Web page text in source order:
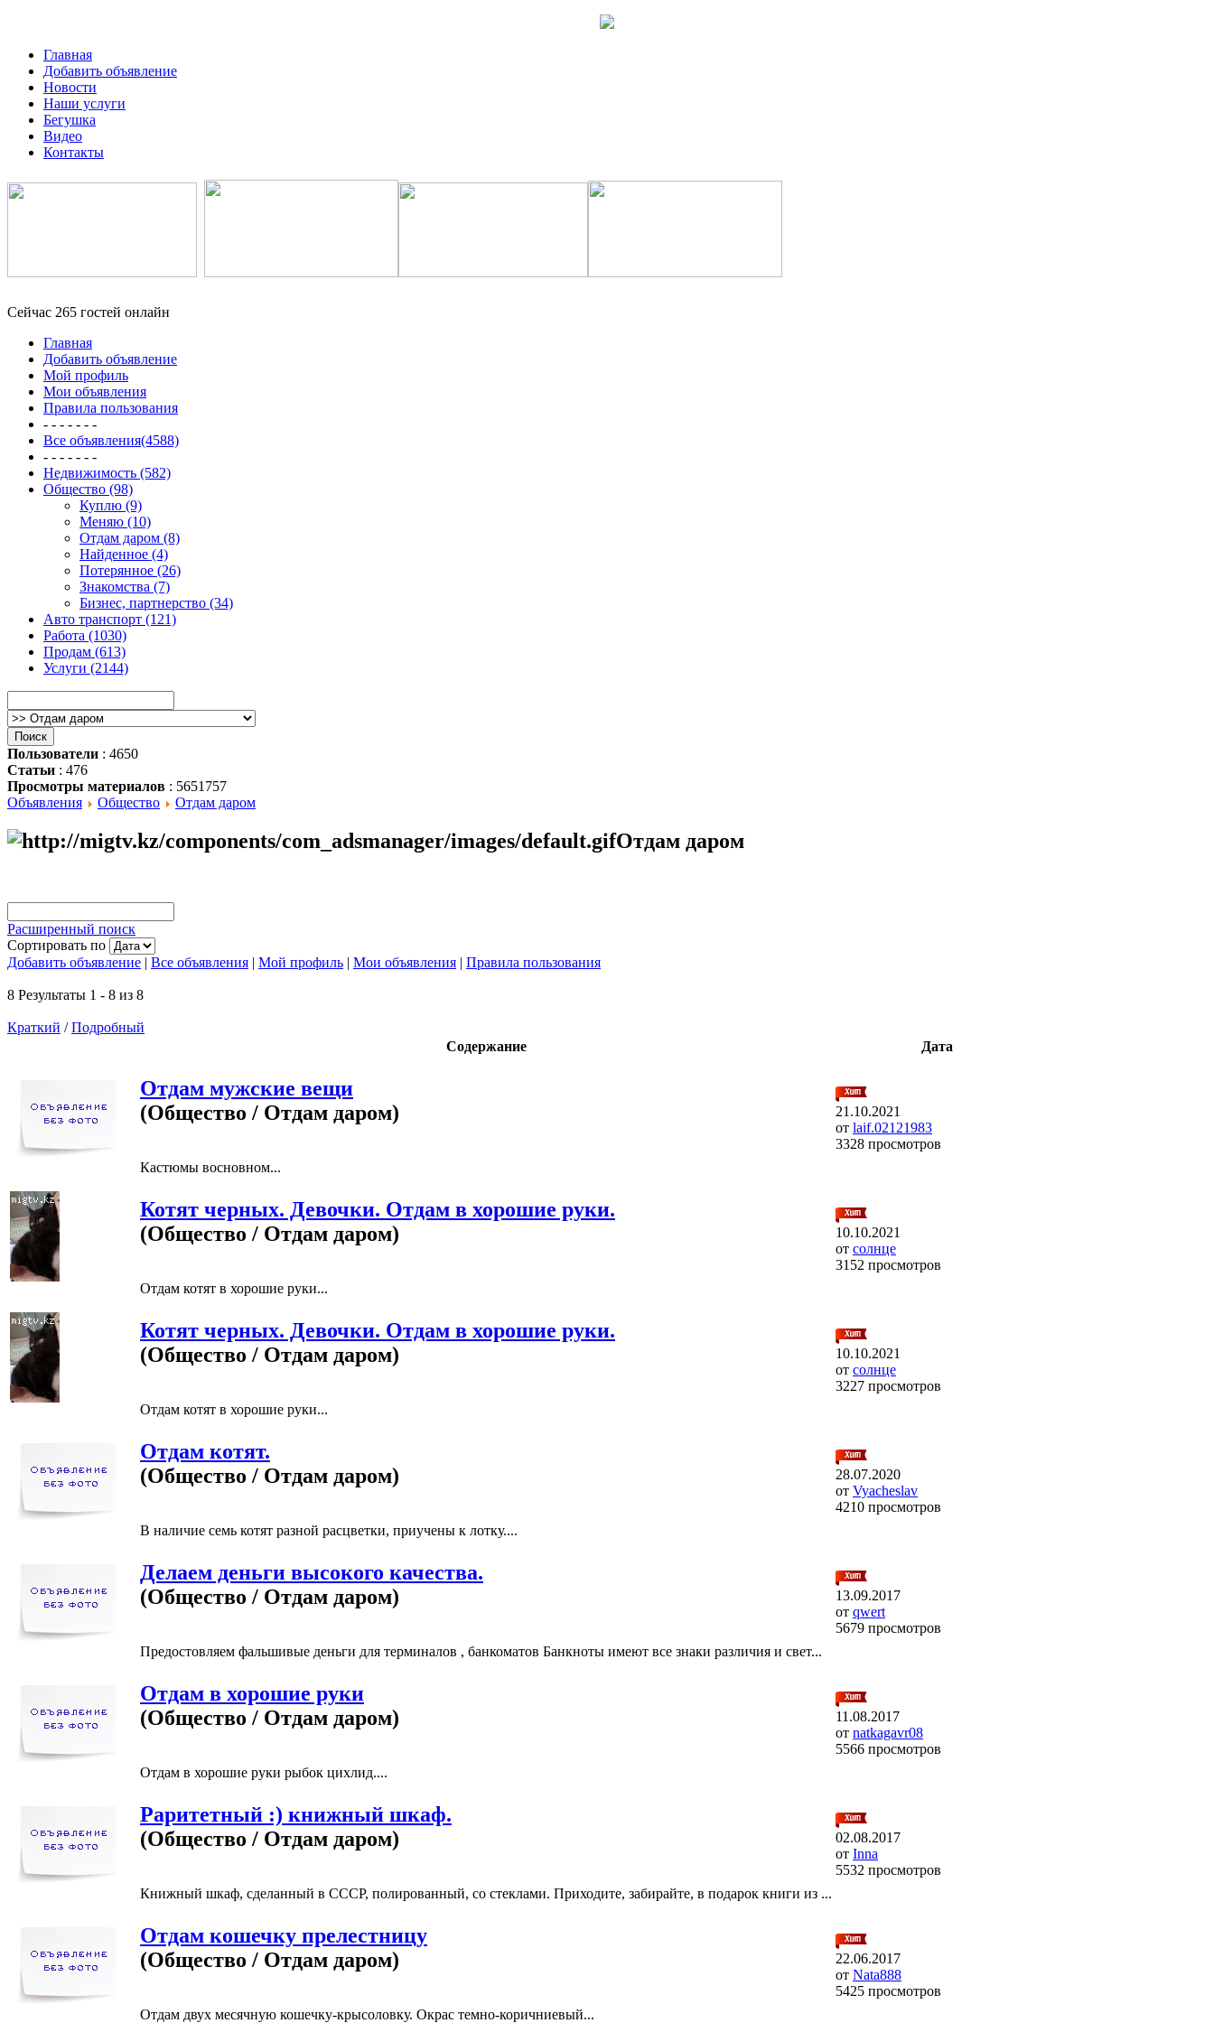
Главная
Добавить объявление
Новости
Наши услуги
Бегушка
Видео
Контакты
Сейчас 265 гостей онлайн
Главная
Добавить объявление
Мой профиль
Мои объявления
Правила пользования
- - - - - - -
Все объявления(4588)
- - - - - - -
Недвижимость (582)
Общество (98)
Куплю (9)
Меняю (10)
Отдам даром (8)
Найденное (4)
Потерянное (26)
Знакомства (7)
Бизнес, партнерство (34)
Авто транспорт (121)
Работа (1030)
Продам (613)
Услуги (2144)
Пользователи : 4650
Статьи : 476
Просмотры материалов : 5651757
Объявления
Общество Отдам даром
Отдам даром
Расширенный поиск
Сортировать по
Добавить объявление | Все объявления | Мой профиль | Мои объявления | Правила пользования
8 Результаты 1 - 8 из 8
Краткий /Подробный
Содержание
Дата
Отдам мужские вещи
(Общество / Отдам даром)
Кастюмы восновном...
21.10.2021
от laif.02121983
3328 просмотров
Котят черных. Девочки. Отдам в хорошие руки.
(Общество / Отдам даром)
Отдам котят в хорошие руки...
10.10.2021
от солнце
3152 просмотров
Котят черных. Девочки. Отдам в хорошие руки.
(Общество / Отдам даром)
Отдам котят в хорошие руки...
10.10.2021
от солнце
3227 просмотров
Отдам котят.
(Общество / Отдам даром)
В наличие семь котят разной расцветки, приучены к лотку....
28.07.2020
от Vyacheslav
4210 просмотров
Делаем деньги высокого качества.
(Общество / Отдам даром)
Предостовляем фальшивые деньги для терминалов , банкоматов Банкноты имеют все знаки различия и свет...
13.09.2017
от qwert
5679 просмотров
Отдам в хорошие руки
(Общество / Отдам даром)
Отдам в хорошие руки рыбок цихлид....
11.08.2017
от natkagavr08
5566 просмотров
Раритетный :) книжный шкаф.
(Общество / Отдам даром)
Книжный шкаф, сделанный в СССР, полированный, со стеклами. Приходите, забирайте, в подарок книги из ...
02.08.2017
от Inna
5532 просмотров
Отдам кошечку прелестницу
(Общество / Отдам даром)
Отдам двух месячную кошечку-крысоловку. Окрас темно-коричниевый...
22.06.2017
от Nata888
5425 просмотров